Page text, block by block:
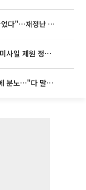
추미애 "복지가 아니라 도민이 늘었다"…재정난 책임론 정면돌파
원 정밀분석 중"
박문성, 축구협회 '성 접대' 보도에 분노…"다 말아먹으려고 작정했나"